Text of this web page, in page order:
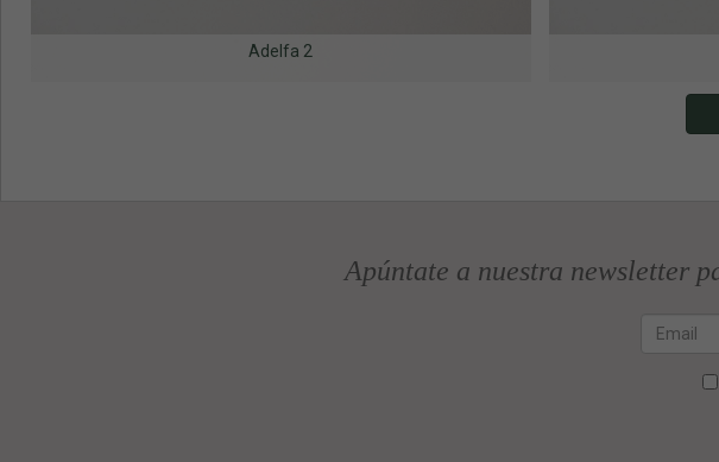
Adelfa 2
Apúntate a nuestra newsletter
Email